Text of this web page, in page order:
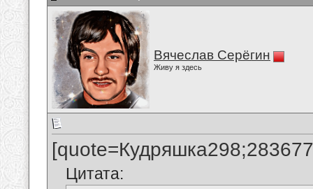
Вячеслав Серёгин
Живу я здесь
Цитата: